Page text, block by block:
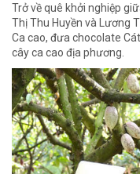
Trở về quê khởi nghiệp
Thị Thu Huyền và Lương
Ca cao, đưa chocolate
cây ca cao địa phương.